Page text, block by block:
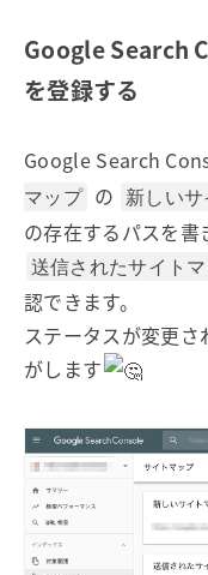
Google Search
を登録する
Google Search
マップ の 新しい
の存在するパスを書
送信されたサイト
認できます。
ステータスが変更
がします